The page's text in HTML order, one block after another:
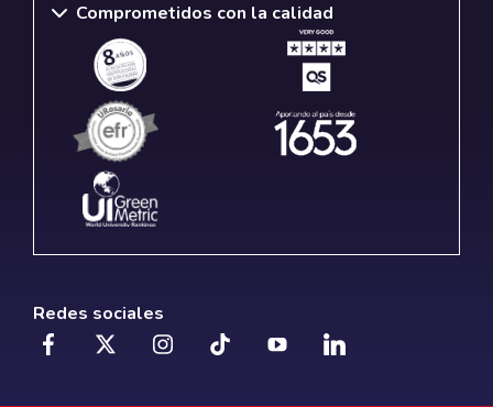
Comprometidos con la calidad
Redes sociales